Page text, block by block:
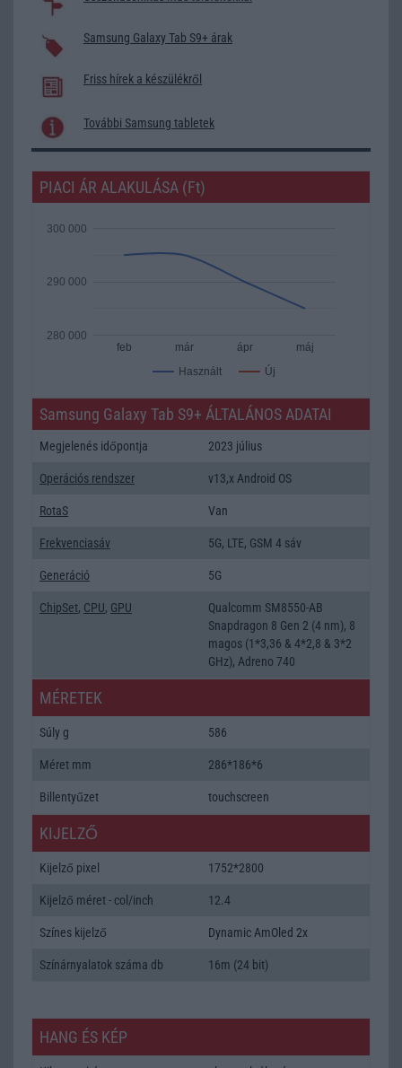
Samsung Galaxy Tab S9+ árak
Friss hírek a készülékről
További Samsung tabletek
PIACI ÁR ALAKULÁSA (Ft)
Használt Új
feb már ápr máj
280 000
290 000
300 000
Samsung Galaxy Tab S9+ ÁLTALÁNOS ADATAI
Megjelenés időpontja 2023 július
Operációs rendszer v13,x Android OS
RotaS Van
Frekvenciasáv 5G, LTE, GSM 4 sáv
Generáció 5G
ChipSet, CPU, GPU
Qualcomm SM8550-AB
Snapdragon 8 Gen 2 (4 nm), 8
magos (1*3,36 & 4*2,8 & 3*2
GHz), Adreno 740
MÉRETEK
Súly g 586
Méret mm 286*186*6
Billentyűzet touchscreen
KIJELZŐ
Kijelző pixel 1752*2800
Kijelző méret - col/inch 12.4
Színes kijelző Dynamic AmOled 2x
Színárnyalatok száma db 16m (24 bit)
HANG ÉS KÉP